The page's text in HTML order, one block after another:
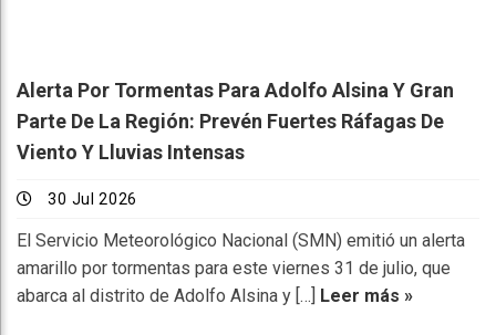
Alerta Por Tormentas Para Adolfo Alsina Y Gran
Parte De La Región: Prevén Fuertes Ráfagas De
Viento Y Lluvias Intensas
30 Jul 2026
El Servicio Meteorológico Nacional (SMN) emitió un alerta
amarillo por tormentas para este viernes 31 de julio, que
abarca al distrito de Adolfo Alsina y […]
Leer más »